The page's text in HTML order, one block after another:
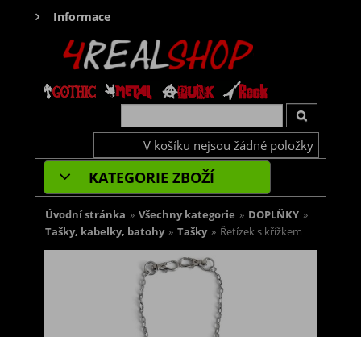
Informace
V košíku nejsou žádné položky
KATEGORIE ZBOŽÍ
Úvodní stránka » Všechny kategorie » DOPLŇKY »
Tašky, kabelky, batohy » Tašky » Řetízek s křížkem